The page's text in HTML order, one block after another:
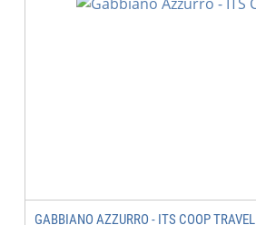
GABBIANO AZZURRO - ITS COOP TRAVEL